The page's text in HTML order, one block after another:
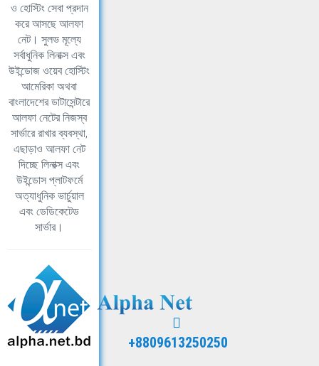
ও হোস্টিং সেবা প্রদান
করে আসছে আলফা
নেট। সুলভ মূল্যে
সর্বাধুনিক লিনাক্স এবং
উইন্ডোজ ওয়েব হোস্টিং
আমেরিকা অথবা
বাংলাদেশের ডাটাসেন্টারে
আলফা নেটের নিজস্ব
সার্ভারে রাখার ব্যবস্থা,
এছাড়াও আলফা নেট
দিচ্ছে লিনাক্স এবং
উইন্ডোস প্লাটফর্মে
অত্যাধুনিক ভার্চুয়াল
এবং ডেডিকেটেড
সার্ভার।
+8809613250250